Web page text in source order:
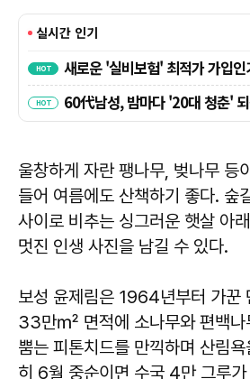
울창하게 자란 팽나무, 벚나무 등
들어 여름에도 산책하기 좋다. 숲
사이로 비추는 싱그러운 햇살 아
멋진 인생 사진을 남길 수 있다.
보성 윤제림은 1964년부터 가꾼
33만㎡ 면적에 소나무와 편백나
뿜는 피톤치드를 만끽하며 산림
히 6월 중순이면 수국 4만 그루